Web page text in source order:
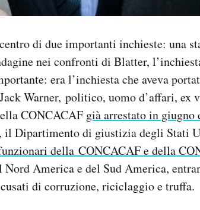
di due importanti inchieste: una
nei confronti di Blatter,
era l’inchiesta che aveva
Warner, politico, uomo d’affari, ex
CONCACAF già arrestato in
Dipartimento di giustizia degli Stati
della CONCACAF e della
America e del Sud America,
di corruzione, riciclaggio e truffa.